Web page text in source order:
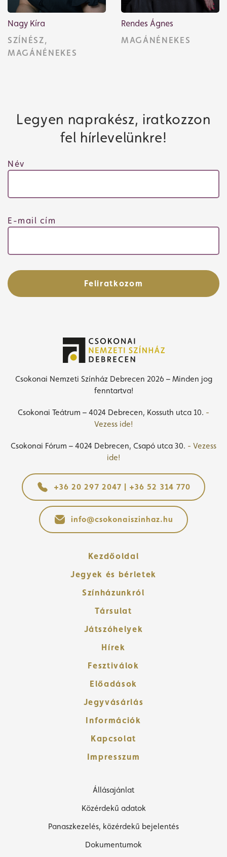
Nagy Kíra
SZÍNÉSZ,
MAGÁNÉNEKES
Rendes Ágnes
MAGÁNÉNEKES
Legyen naprakész, iratkozzon
fel hírlevelünkre!
Név
E-mail cím
Feliratkozom
Csokonai Nemzeti Színház Debrecen 2026 – Minden jog
fenntartva!
Csokonai Teátrum – 4024 Debrecen, Kossuth utca 10. -
Vezess ide!
Csokonai Fórum – 4024 Debrecen, Csapó utca 30. - Vezess
ide!
+36 20 297 2047 | +36 52 314 770
info@csokonaiszinhaz.hu
Kezdőoldal
Jegyek és bérletek
Színházunkról
Társulat
Játszóhelyek
Hírek
Fesztiválok
Előadások
Jegyvásárlás
Információk
Kapcsolat
Impresszum
Állásajánlat
Közérdekű adatok
Panaszkezelés, közérdekű bejelentés
Dokumentumok